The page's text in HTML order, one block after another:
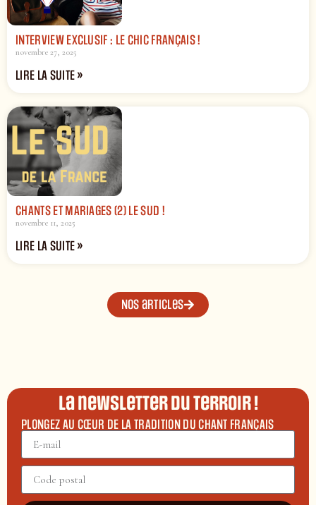
INTERVIEW EXCLUSIF : LE CHIC FRANÇAIS !
novembre 27, 2025
LIRE LA SUITE »
CHANTS ET MARIAGES (2) LE SUD !
novembre 11, 2025
LIRE LA SUITE »
Nos articles
La newsletter du terroir !
PLONGEZ AU CŒUR DE LA TRADITION DU CHANT FRANÇAIS